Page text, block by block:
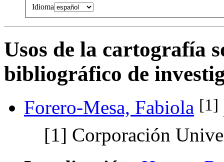
Idioma
Usos de la cartografía
bibliográfico de
Forero-Mesa, Fabiola [1]
[1] Corporación